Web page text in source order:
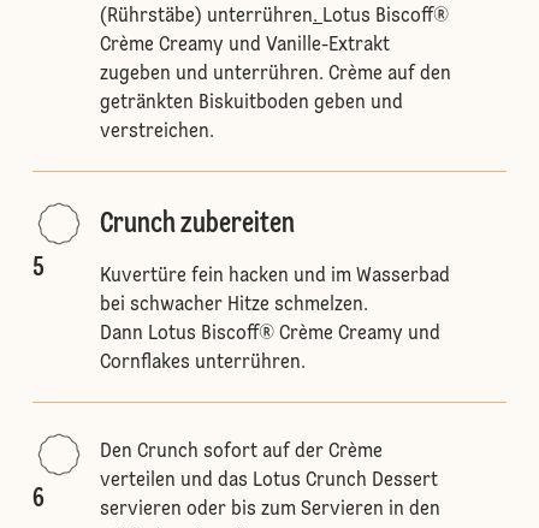
(Rührstäbe) unterrühren. Lotus Biscoff®
Crème Creamy und Vanille-Extrakt
zugeben und unterrühren. Crème auf den
getränkten Biskuitboden geben und
verstreichen.
5
Crunch zubereiten
Kuvertüre fein hacken und im Wasserbad
bei schwacher Hitze schmelzen.
Dann Lotus Biscoff® Crème Creamy und
Cornflakes unterrühren.
6
Den Crunch sofort auf der Crème
verteilen und das Lotus Crunch Dessert
servieren oder bis zum Servieren in den